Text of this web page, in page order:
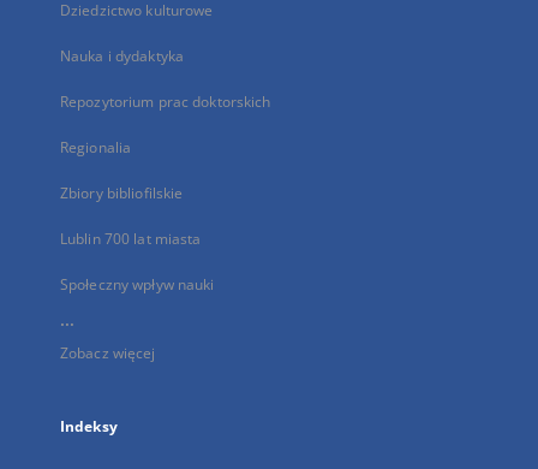
Dziedzictwo kulturowe
Nauka i dydaktyka
Repozytorium prac doktorskich
Regionalia
Zbiory bibliofilskie
Lublin 700 lat miasta
Społeczny wpływ nauki
...
Zobacz więcej
Indeksy